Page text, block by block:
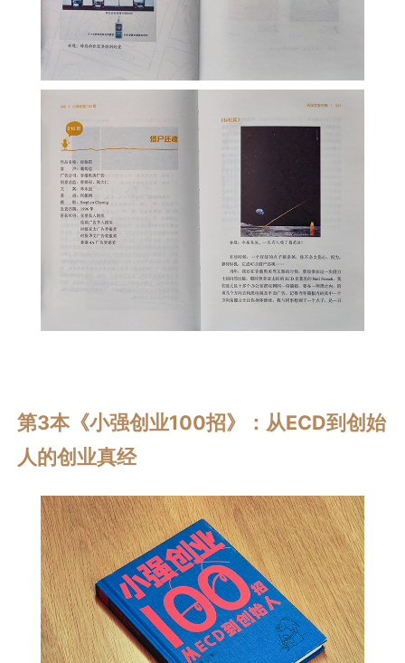
第3本《小强创业100招》：从ECD到创始
人的创业真经